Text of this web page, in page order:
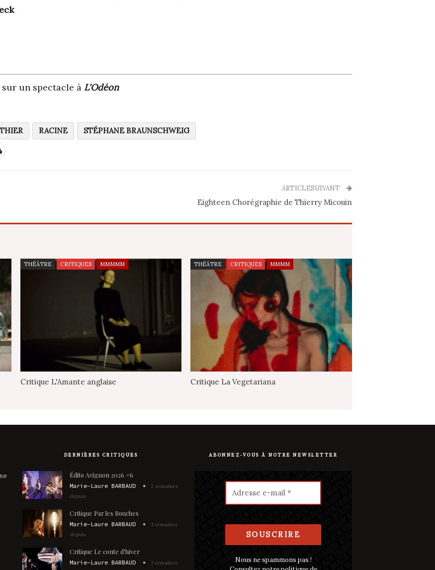
sur un spectacle à L'Odéon
RACINE STÉPHANE BRAUNSCHWEIG
ARTICLESUIVANT
Eighteen Chorégraphie de Thierry Micouin
THÉÂTRE CRITIQUES MMMMM
Critique L'Amante anglaise
THÉÂTRE CRITIQUES MMMM
Critique La Vegetariana
DERNIÈRES CRITIQUES
Édito Avignon 2026 #6
Marie-Laure BARBAUD
2 semaines
depuis
Critique Par les Bouches
Marie-Laure BARBAUD
3 semaines
depuis
Critique Le conte d'hiver
Marie-Laure BARBAUD
3 semaines
ABONNEZ-VOUS À NOTRE NEWSLETTER
Nous ne spammons pas !